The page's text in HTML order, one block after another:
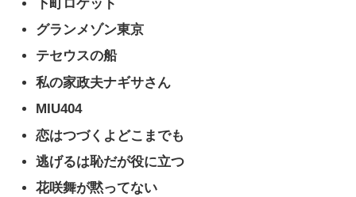
下町ロケット
グランメゾン東京
テセウスの船
私の家政夫ナギサさん
MIU404
恋はつづくよどこまでも
逃げるは恥だが役に立つ
花咲舞が黙ってない